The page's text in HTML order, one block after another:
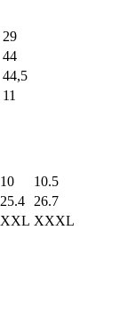
29
44
44,5
11
10
10.5
25.4
26.7
XXL XXXL